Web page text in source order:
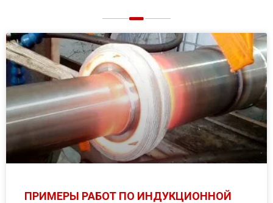
ПРИМЕРЫ РАБОТ ПО ИНДУКЦИОННОЙ